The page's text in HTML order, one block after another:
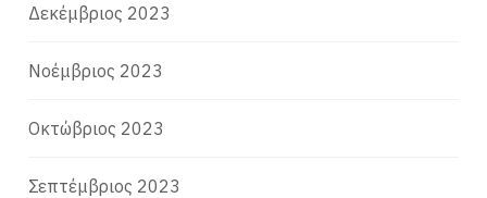
Δεκέμβριος 2023
Νοέμβριος 2023
Οκτώβριος 2023
Σεπτέμβριος 2023